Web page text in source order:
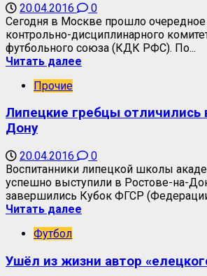
20.04.2016
0
Сегодня в Москве прошло очередное
контрольно-дисциплинарного
футбольного союза (КДК РФС). По...
Читать далее
Прочие
Липецкие гребцы отличились
Дону
20.04.2016
0
Воспитанники липецкой школы
успешно выступили в Ростове-на-
завершились Кубок ФГСР
Читать далее
Футбол
Ушёл из жизни автор